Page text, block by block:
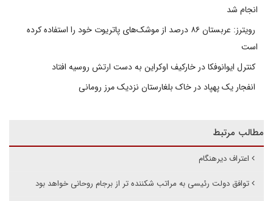
انجام شد
رویترز: عربستان ۸۶ درصد از موشک‌های پاتریوت خود را استفاده کرده
است
کنترل ایوانوفکا در خارکیف اوکراین به دست ارتش روسیه افتاد
انفجار یک پهپاد در خاک بلغارستان نزدیک مرز رومانی
مطالب مرتبط
اعتراف دیرهنگام
توافق دولت رئیسی به مراتب شکننده تر از برجام روحانی خواهد بود